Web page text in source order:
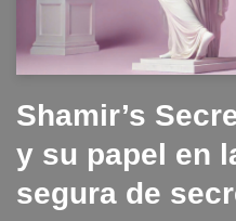
Shamir’s
y su papel en
segura de